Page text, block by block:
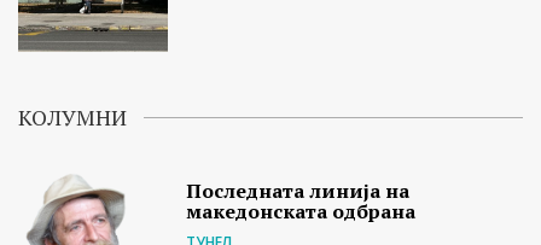
КОЛУМНИ
Последната линија на
македонската одбрана